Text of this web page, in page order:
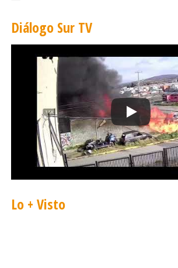
Diálogo Sur TV
Lo + Visto